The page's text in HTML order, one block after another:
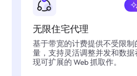
无限住宅代理
基于带宽的计费提供不受限制
量，支持灵活调整并发和数
现可扩展的 Web 抓取作。